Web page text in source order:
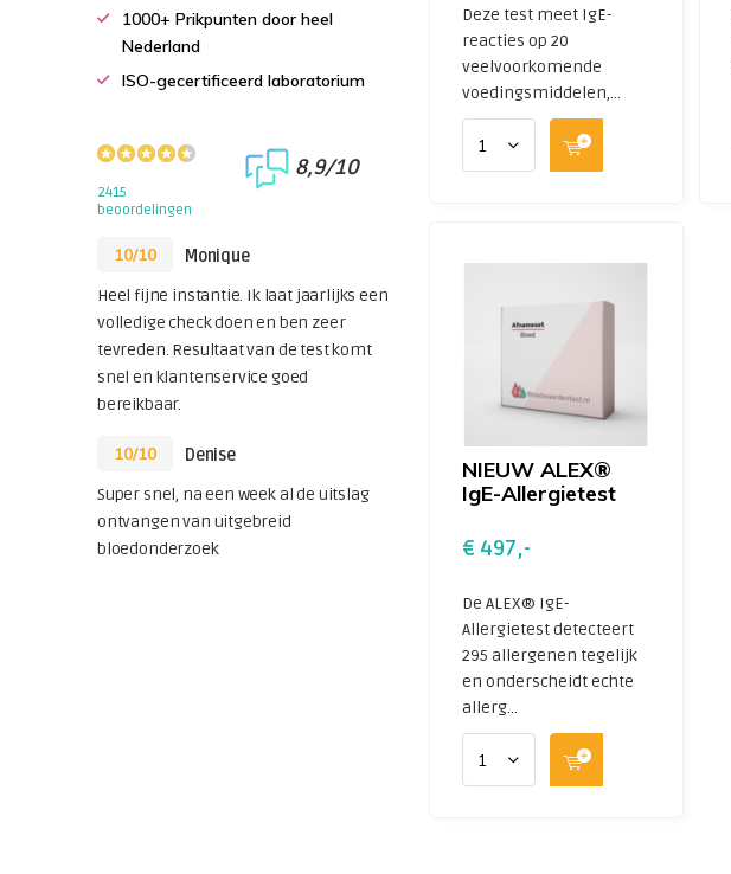
Deze test meet IgE-
reacties op 20
veelvoorkomende
voedingsmiddelen,...
NIEUW ALEX®
IgE-Allergietest
€ 497,-
De ALEX® IgE-
Allergietest detecteert
295 allergenen tegelijk
en onderscheidt echte
allerg...
1000+ Prikpunten door heel
Nederland
ISO-gecertificeerd laboratorium
2415
beoordelingen
8,9/10
10/10
Monique
Heel fijne instantie. Ik laat jaarlijks een
volledige check doen en ben zeer
tevreden. Resultaat van de test komt
snel en klantenservice goed
bereikbaar.
10/10
Denise
Super snel, na een week al de uitslag
ontvangen van uitgebreid
bloedonderzoek